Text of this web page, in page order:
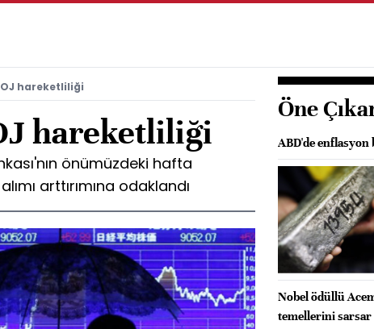
hareketliliği
hareketliliği
önümüzdeki hafta
arttırımına odaklandı
Öne
ABD'de
Nobel ödüllü
temellerini sarsar